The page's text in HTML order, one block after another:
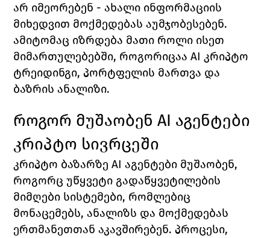
არ იმეორებენ - ახალი ინფორმაციის
მიხედვით მოქმედებას აუმჯობესებენ.
ამიტომაც იზრდება მათი როლი ისეთ
მიმართულებებში, როგორიცაა AI კრიპტო
ტრეიდინგი, პორტფელის მართვა და
ბაზრის ანალიზი.
როგორ მუშაობენ AI აგენტები
კრიპტო სივრცეში
კრიპტო ბაზარზე AI აგენტები მუშაობენ,
როგორც უწყვეტი გადაწყვეტილების
მიმღები სისტემები, რომლებიც
მონაცემებს, ანალიზს და მოქმედებას
ერთმანეთთან აკავშირებენ. პროცესი,